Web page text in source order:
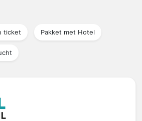
ticket Pakket met Hotel